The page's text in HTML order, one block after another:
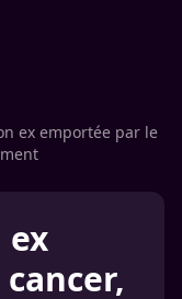
ex emportée par le
ex